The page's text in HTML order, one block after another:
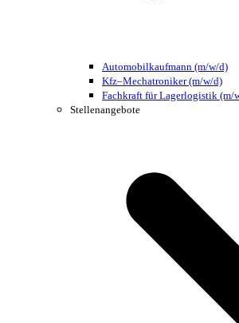
Automobilkaufmann (m/w/d)
Kfz–Mechatroniker (m/w/d)
Fachkraft für Lagerlogistik (m/
Stellenangebote